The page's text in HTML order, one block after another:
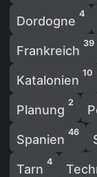
Dordogne
4
Frankreich
39
Katalonien
10
Planung
2
Spanien
46
Tarn
4